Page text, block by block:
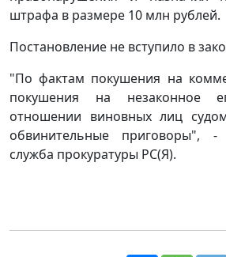
штрафа в размере 10 млн рублей.
Постановление не вступило в
"По фактам покушения на
покушения на незаконное
отношении виновных лиц
обвинительные приговоры",
служба прокуратуры РС(Я).